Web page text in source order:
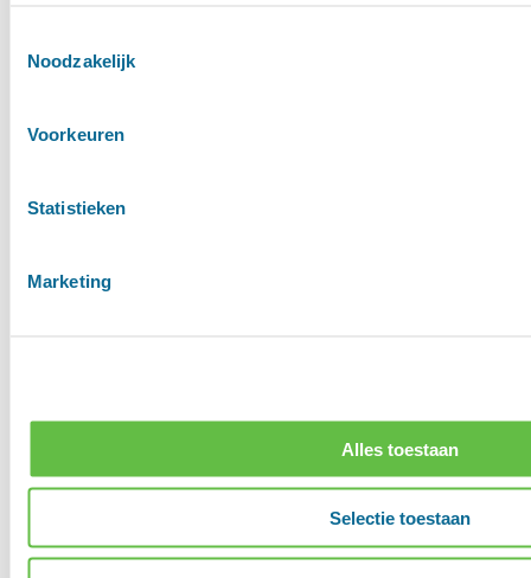
Noodzakelijk
Voorkeuren
Statistieken
Marketing
Alles toestaan
Selectie toestaan
Ringoven 32
085 - 065 4162